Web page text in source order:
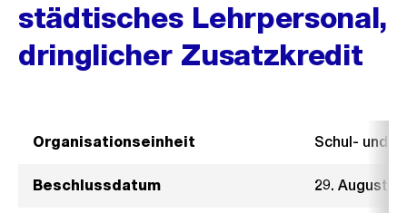
städtisches Lehrpersonal,
dringlicher Zusatzkredit
Organisationseinheit Schul- und
Beschlussdatum 29. August